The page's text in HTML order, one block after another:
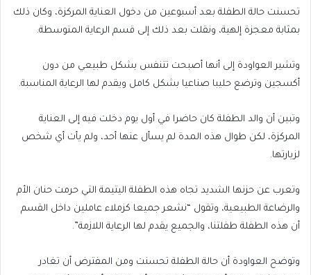
تحسنت حالة الطفلة بعد أسبوعين من دخول العناية المركزة، وكان ذلك
بمثابة معجزة إلهية، ونقلت بعد ذلك إلى قسم الرعاية المتوسطة.
وتشير العواودة إلى أنها أصبحت تتنفس بشكل طبيعي من دون
أكسجين وترضع حليبا صناعيا بشكل كامل ويقدم لها الرعاية المناسبة.
وتبين أن والد الطفلة كان حاضرا في أول يوم دخلت فيه إلى العناية
المركزة، لكن طوال هذه المدة لم يسأل عنها أحد، ولم يأت أي شخص
لزيارتها.
وتعرب عن حزنها الشديد تجاه هذه الطفلة اليتيمة التي حرمت حنان الأم
والرضاعة الطبيعية، وتقول “نشعر جميعا كزملاء عاملين داخل القسم
أن هذه الطفلة طفلتنا، والجميع يقدم لها الرعاية اللازمة”.
وتوضح العواودة أن حالة الطفلة تحسنت ومن المفترض أن تغادر